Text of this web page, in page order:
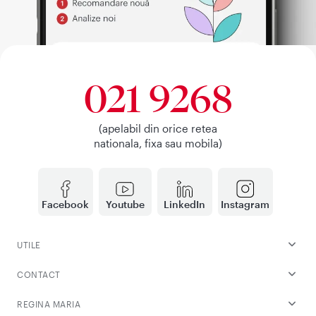
Facebook Youtube LinkedIn Instagram
021 9268
(apelabil din orice retea
nationala, fixa sau mobila)
UTILE
CONTACT
REGINA MARIA